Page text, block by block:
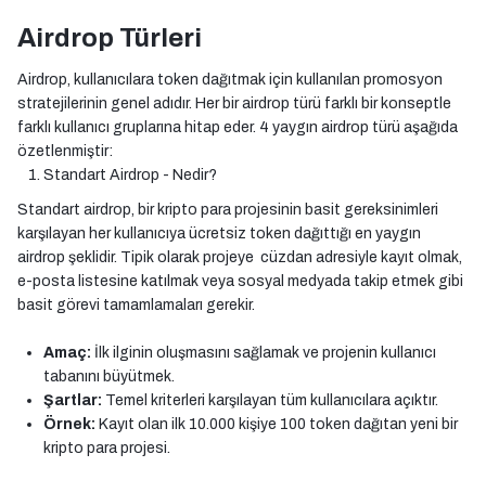
Airdrop Türleri
Airdrop, kullanıcılara token dağıtmak için kullanılan promosyon
stratejilerinin genel adıdır. Her bir airdrop türü farklı bir konseptle
farklı kullanıcı gruplarına hitap eder. 4 yaygın airdrop türü aşağıda
özetlenmiştir:
Standart Airdrop - Nedir?
Standart airdrop, bir kripto para projesinin basit gereksinimleri
karşılayan her kullanıcıya ücretsiz token dağıttığı en yaygın
airdrop şeklidir. Tipik olarak projeye cüzdan adresiyle kayıt olmak,
e-posta listesine katılmak veya sosyal medyada takip etmek gibi
basit görevi tamamlamaları gerekir.
Amaç: İlk ilginin oluşmasını sağlamak ve projenin kullanıcı
tabanını büyütmek.
Şartlar: Temel kriterleri karşılayan tüm kullanıcılara açıktır.
Örnek: Kayıt olan ilk 10.000 kişiye 100 token dağıtan yeni bir
kripto para projesi.